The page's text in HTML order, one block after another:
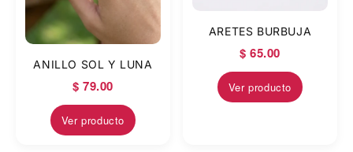
ANILLO SOL Y LUNA
$ 79.00
Ver producto
ARETES BURBUJA
$ 65.00
Ver producto